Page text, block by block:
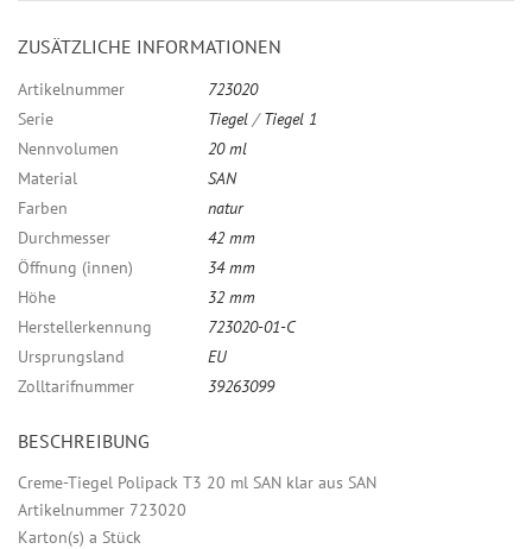
ZUSÄTZLICHE INFORMATIONEN
Artikelnummer
723020
Serie
Tiegel /Tiegel 1
Nennvolumen
20 ml
Material
SAN
Farben
natur
Durchmesser
42 mm
Öffnung (innen)
34 mm
Höhe
32 mm
Herstellerkennung
723020-01-C
Ursprungsland
EU
Zolltarifnummer
39263099
BESCHREIBUNG
Creme-Tiegel Polipack T3 20 ml SAN klar aus SAN
Artikelnummer 723020
Karton(s) a Stück